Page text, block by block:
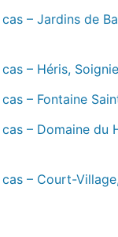
– Jardins de
– Héris,
– Fontaine
– Domaine du
– Court-